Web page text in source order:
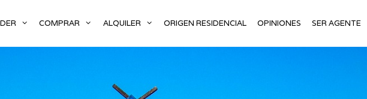
COMPRAR ALQUILER ORIGEN RESIDENCIAL OPINIONES SER AGENTE